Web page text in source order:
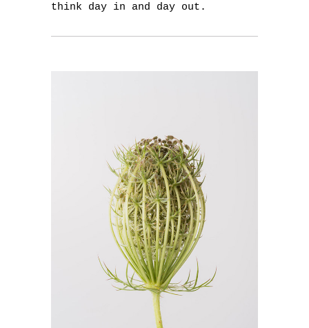
think day in and day out.